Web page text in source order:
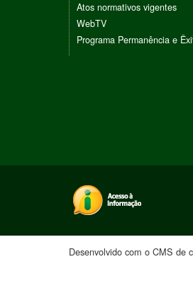
Atos normativos vigentes
WebTV
Programa Permanência e
Desenvolvido com o CMS de